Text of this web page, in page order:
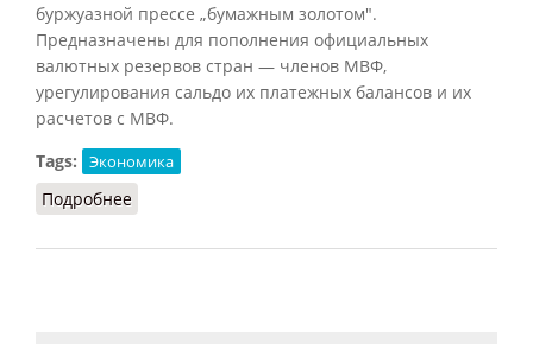
буржуазной прессе „бумажным золотом".
Предназначены для пополнения официальных
валютных резервов стран — членов МВФ,
урегулирования сальдо их платежных балансов и их
расчетов с МВФ.
Tags:
Экономика
Подробнее